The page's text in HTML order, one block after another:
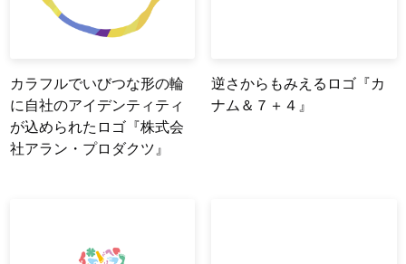
カラフルでいびつな形の輪
に自社のアイデンティティ
が込められたロゴ『株式会
社アラン・プロダクツ』
逆さからもみえるロゴ『カ
ナム＆７＋４』